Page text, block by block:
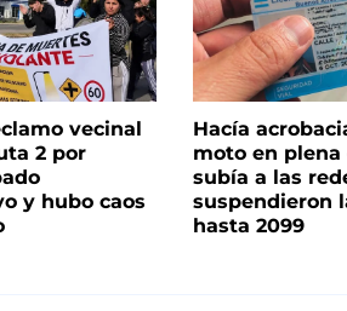
vecinal
2 por
y hubo caos
Hacía
moto en plena
subía a las
suspendieron
hasta 2099